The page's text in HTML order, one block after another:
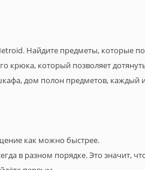
Найдите предметы, которые
крюка, который позволяет
дом полон предметов, каждый
как можно быстрее.
в разном порядке. Это значит,